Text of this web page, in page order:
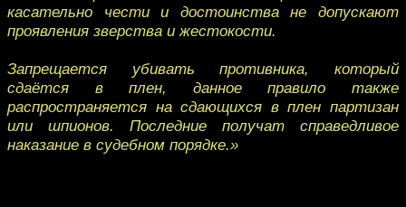
касательно чести и достоинства не допускают
проявления зверства и жестокости.
Запрещается убивать противника, который
сдаётся в плен, данное правило также
распространяется на сдающихся в плен партизан
или шпионов. Последние получат справедливое
наказание в судебном порядке.»